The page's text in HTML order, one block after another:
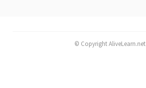
© Copyright AliveLearn.net